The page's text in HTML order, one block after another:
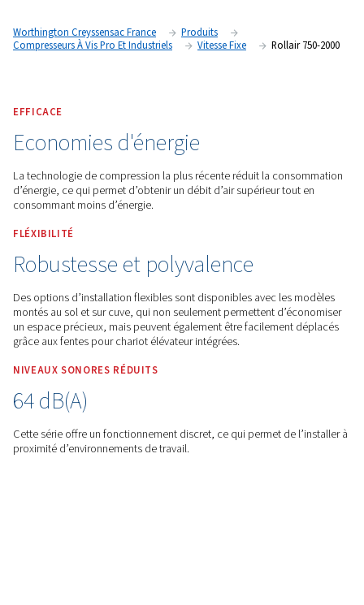
Compresseurs À Vis Pro Et Industriels
EFFICACE
Economies d'énergie
La technologie de compression la plus récente réduit la
d’énergie, ce qui permet d’obtenir un débit d’air supérieur
consommant moins d’énergie.